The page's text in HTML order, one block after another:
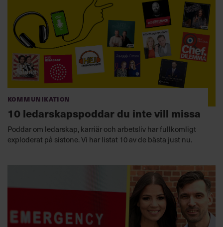
Kommunikation
10 ledarskapspoddar du inte vill missa
Poddar om ledarskap, karriär och arbetsliv har fullkomligt
exploderat på sistone. Vi har listat 10 av de bästa just nu.